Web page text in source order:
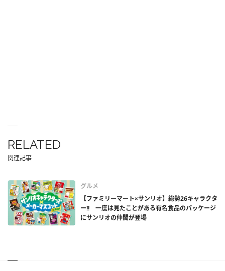
RELATED
関連記事
グルメ
【ファミリーマート×サンリオ】総勢26キャラクタ
ー!! 一度は見たことがある有名食品のパッケージ
にサンリオの仲間が登場